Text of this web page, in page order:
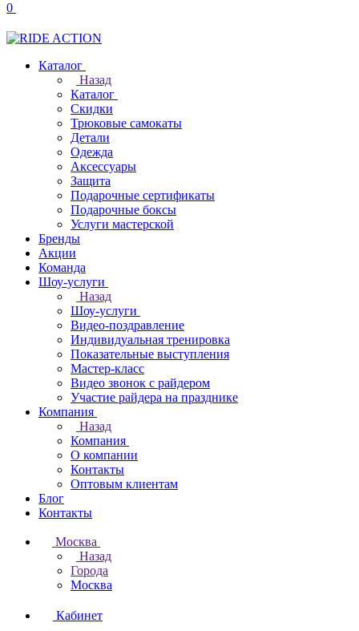
0
Каталог
Назад
Каталог
Скидки
Трюковые самокаты
Детали
Одежда
Аксессуары
Защита
Подарочные сертификаты
Подарочные боксы
Услуги мастерской
Бренды
Акции
Команда
Шоу-услуги
Назад
Шоу-услуги
Видео-поздравление
Индивидуальная тренировка
Показательные выступления
Мастер-класс
Видео звонок с райдером
Участие райдера на празднике
Компания
Назад
Компания
О компании
Контакты
Оптовым клиентам
Блог
Контакты
Москва
Назад
Города
Москва
Кабинет